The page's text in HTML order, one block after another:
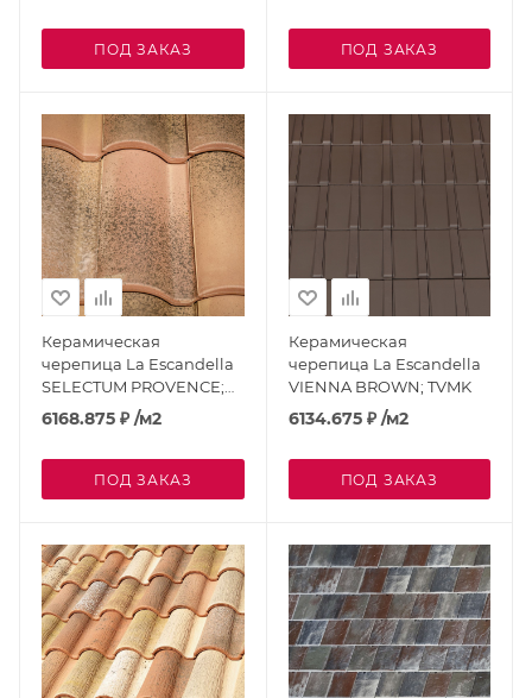
ПОД ЗАКАЗ ПОД ЗАКАЗ
Керамическая
черепица La Escandella
SELECTUM PROVENCE;
TSPRK
6168.875 ₽ /м2
ПОД ЗАКАЗ
Керамическая
черепица La Escandella
VIENNA BROWN; TVMK
6134.675 ₽ /м2
ПОД ЗАКАЗ